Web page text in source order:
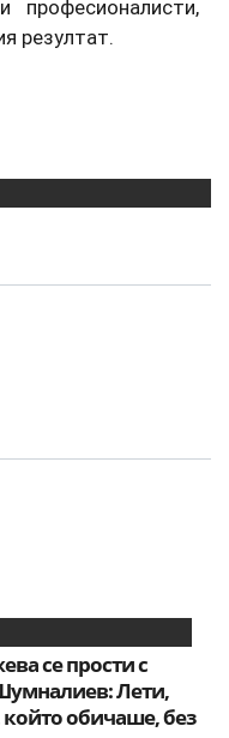
професионалисти,
резултат.
се прости с
Лети,
обичаше, без